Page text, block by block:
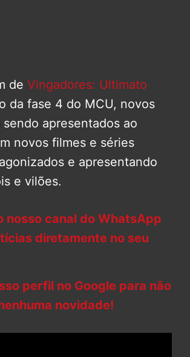
de Vingadores: Ultimato
da fase 4 do MCU, novos
apresentados ao
novos filmes e séries
e apresentando
e vilões.
nosso canal do WhatsApp
diretamente no seu
perfil no Google para não
novidade!